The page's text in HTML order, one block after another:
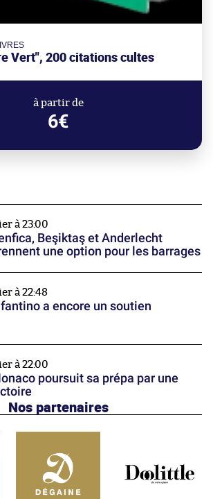
Vert", 200 citations cultes
à partir de
6€
à 23:00
Beşiktaş et Anderlecht
une option pour les barrages
à 22:48
a encore un soutien
à 22:00
poursuit sa prépa par une
Nos partenaires